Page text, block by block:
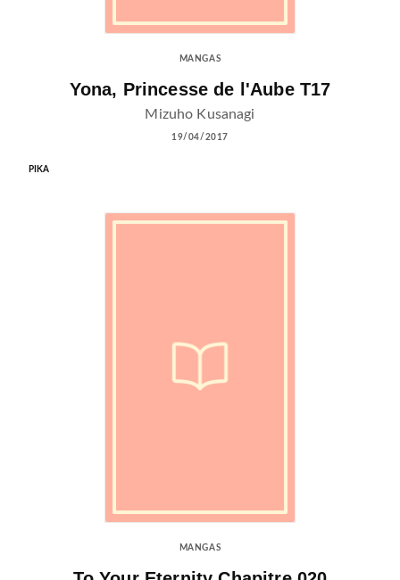
MANGAS
Yona, Princesse de l'Aube T17
Mizuho Kusanagi
19/04/2017
PIKA
MANGAS